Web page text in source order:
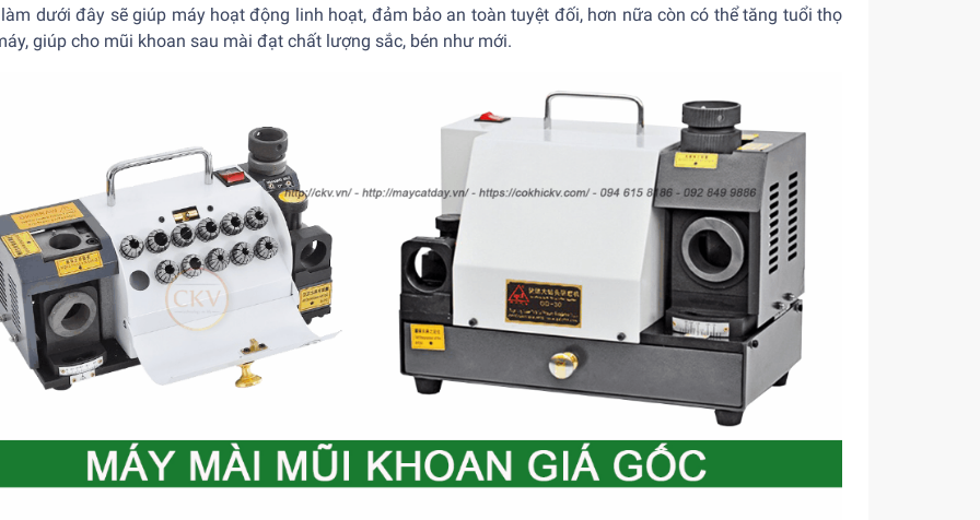
dưới đây sẽ giúp máy hoạt động linh hoạt, đảm bảo an toàn tuyệt đối, hơn nữa còn có thể tăng tuổi thọ
giúp cho mũi khoan sau mài đạt chất lượng sắc, bén như mới.